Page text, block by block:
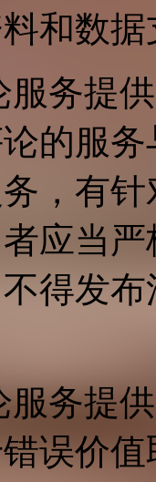
和数
服务提
的服
，有
应当
得发
服务提
误价